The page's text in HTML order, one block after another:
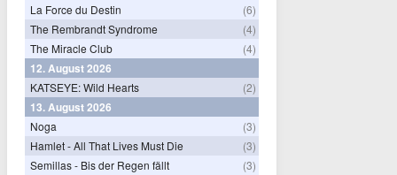
La Force du Destin
(6)
The Rembrandt Syndrome
(4)
The Miracle Club
(4)
12. August 2026
KATSEYE: Wild Hearts (2)
13. August 2026
Noga
(3)
Hamlet - All That Lives Must Die
(3)
Semillas - Bis der Regen fällt
(3)